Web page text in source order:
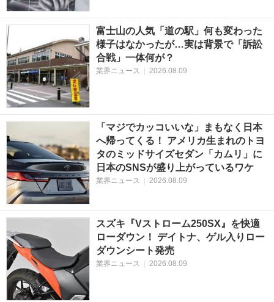
富士山の人気「道の駅」何も変わった
様子はなかったが…実は背景で「訴訟
合戦」一体何が？
業界ニュース 2026.08.09
「マジでカッコいいな」まもなく日本
へ帰ってくる！ アメリカ生まれのトヨ
タのミッドサイズセダン「カムリ」に
日本のSNSが盛り上がっているワケ
業界ニュース 2026.08.09
スズキ『Vストローム250SX』を快適
ローダウン！ デイトナ、ゲル入りロー
ダウンシート発売
業界ニュース 2026.08.09